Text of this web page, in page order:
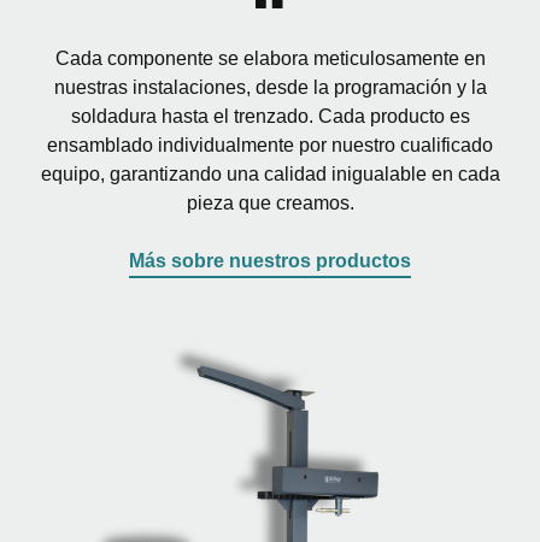
Cada componente se elabora meticulosamente en
nuestras instalaciones, desde la programación y la
soldadura hasta el trenzado. Cada producto es
ensamblado individualmente por nuestro cualificado
equipo, garantizando una calidad inigualable en cada
pieza que creamos.
Más sobre nuestros productos